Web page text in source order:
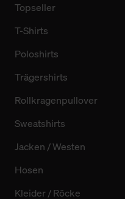
Topseller
T-Shirts
Poloshirts
Trägershirts
Rollkragenpullover
Sweatshirts
Jacken / Westen
Hosen
Kleider / Röcke